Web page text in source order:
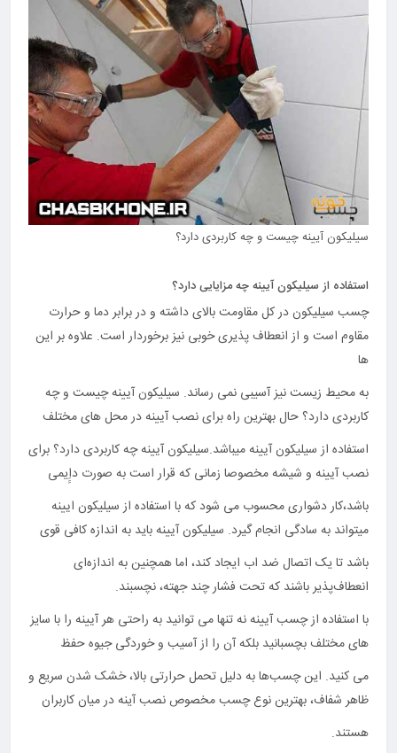
سیلیکون آیینه چیست و چه کاربردی دارد؟
استفاده از سیلیکون آیینه چه مزایایی دارد؟
چسب سیلیکون در کل مقاومت بالای داشته و در برابر دما و حرارت
مقاوم است و از انعطاف پذیری خوبی نیز برخوردار است. علاوه بر این
ها
به محیط زیست نیز آسیبی نمی رساند. سیلیکون آیینه چیست و چه
کاربردی دارد؟ حال بهترین راه برای نصب آیینه در محل های مختلف
استفاده از سیلیکون آیینه میباشد.سیلیکون آیینه چه کاربردی دارد؟ برای
نصب آیینه و شیشه مخصوصا زمانی که قرار است به صورت داِِِیمی
باشد،کار دشواری محسوب می شود که با استفاده از سیلیکون ایینه
میتواند به سادگی انجام گیرد. سیلیکون آیینه باید به اندازه کافی قوی
باشد تا یک اتصال ضد اب ایجاد کند، اما همچنین به اندازه‌ای
انعطاف‌پذیر باشند که تحت فشار چند جهته، نچسبند.
با استفاده از چسب آیینه نه تنها می توانید به راحتی هر آیینه را با سایز
های مختلف بچسبانید بلکه آن را از آسیب و خوردگی جیوه حفظ
می کنید. این چسب‌ها به دلیل تحمل حرارتی بالا، خشک شدن سریع و
ظاهر شفاف، بهترین نوع چسب مخصوص نصب آینه در میان کاربران
هستند.